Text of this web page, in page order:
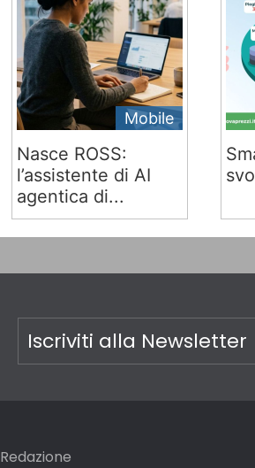
Mobile
Nasce ROSS:
l’assistente di AI
agentica di...
Iscriviti alla Newsletter
Redazione